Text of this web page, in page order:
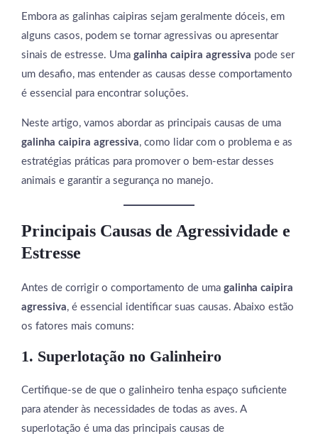
Embora as galinhas caipiras sejam geralmente dóceis, em
alguns casos, podem se tornar agressivas ou apresentar
sinais de estresse. Uma galinha caipira agressiva pode ser
um desafio, mas entender as causas desse comportamento
é essencial para encontrar soluções.
Neste artigo, vamos abordar as principais causas de uma
galinha caipira agressiva, como lidar com o problema e as
estratégias práticas para promover o bem-estar desses
animais e garantir a segurança no manejo.
Principais Causas de Agressividade e
Estresse
Antes de corrigir o comportamento de uma galinha caipira
agressiva, é essencial identificar suas causas. Abaixo estão
os fatores mais comuns:
1. Superlotação no Galinheiro
Certifique-se de que o galinheiro tenha espaço suficiente
para atender às necessidades de todas as aves. A
superlotação é uma das principais causas de